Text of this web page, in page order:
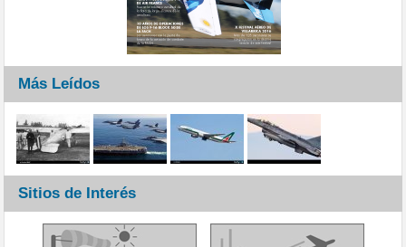
Más Leídos
Sitios de Interés